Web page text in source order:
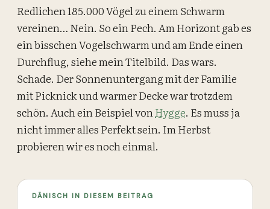
Redlichen 185.000 Vögel zu einem Schwarm
vereinen… Nein. So ein Pech. Am Horizont gab es
ein bisschen Vogelschwarm und am Ende einen
Durchflug, siehe mein Titelbild. Das wars.
Schade. Der Sonnenuntergang mit der Familie
mit Picknick und warmer Decke war trotzdem
schön. Auch ein Beispiel vonHygge. Es muss ja
nicht immer alles Perfekt sein. Im Herbst
probieren wir es noch einmal.
DÄNISCH IN DIESEM BEITRAG